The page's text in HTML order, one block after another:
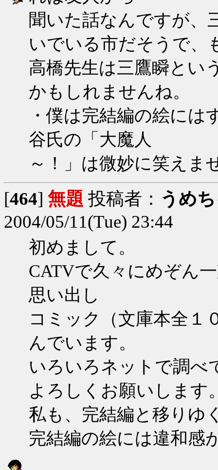
聞いた話なんですが、
いでいる市だそうで、
高橋先生は三鷹瞬とい
かもしれませんね。
・僕は完結編の絵に
谷氏の「大魔人
～！」は微妙に笑えま
[464] 無題 投稿者： うめ
2004/05/11(Tue) 23:44
初めまして。
CATVで久々にめぞん
思い出し
コミック（文庫本全１
んでいます。
いろいろネットで調べ
よろしくお願いします
私も、完結編と移りゆ
完結編の絵には違和感